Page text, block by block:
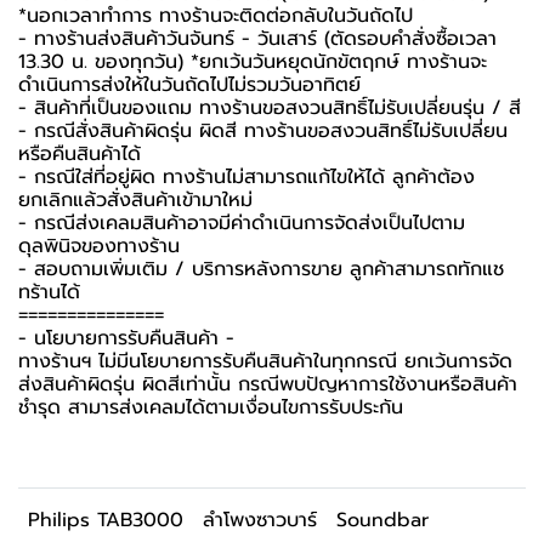
*นอกเวลาทำการ ทางร้านจะติดต่อกลับในวันถัดไป
- ทางร้านส่งสินค้าวันจันทร์ - วันเสาร์ (ตัดรอบคำสั่งซื้อเวลา
13.30 น. ของทุกวัน) *ยกเว้นวันหยุดนักขัตฤกษ์ ทางร้านจะ
ดำเนินการส่งให้ในวันถัดไปไม่รวมวันอาทิตย์
- สินค้าที่เป็นของแถม ทางร้านขอสงวนสิทธิ์ไม่รับเปลี่ยนรุ่น / สี
- กรณีสั่งสินค้าผิดรุ่น ผิดสี ทางร้านขอสงวนสิทธิ์ไม่รับเปลี่ยน
หรือคืนสินค้าได้
- กรณีใส่ที่อยู่ผิด ทางร้านไม่สามารถแก้ไขให้ได้ ลูกค้าต้อง
ยกเลิกแล้วสั่งสินค้าเข้ามาใหม่
- กรณีส่งเคลมสินค้าอาจมีค่าดำเนินการจัดส่งเป็นไปตาม
ดุลพินิจของทางร้าน
- สอบถามเพิ่มเติม / บริการหลังการขาย ลูกค้าสามารถทักแช
ทร้านได้
===============
-️ นโยบายการรับคืนสินค้า -️
ทางร้านฯ ไม่มีนโยบายการรับคืนสินค้าในทุกกรณี ยกเว้นการจัด
ส่งสินค้าผิดรุ่น ผิดสีเท่านั้น กรณีพบปัญหาการใช้งานหรือสินค้า
ชำรุด สามารส่งเคลมได้ตามเงื่อนไขการรับประกัน
Philips TAB3000 ลำโพงซาวบาร์
Soundbar